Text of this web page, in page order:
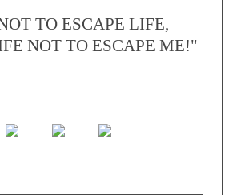
TO ESCAPE LIFE,
NOT TO ESCAPE ME!"